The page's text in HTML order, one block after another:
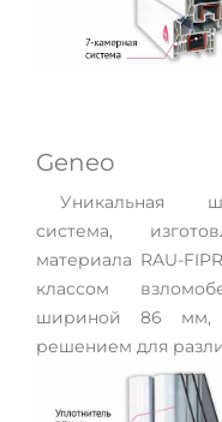
Geneo
Уникальная
система,
материала RAU-
классом
шириной 86 мм,
решением для